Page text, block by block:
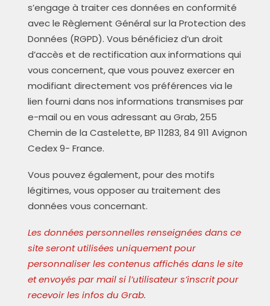
s’engage à traiter ces données en conformité
avec le Règlement Général sur la Protection des
Données (RGPD). Vous bénéficiez d’un droit
d’accès et de rectification aux informations qui
vous concernent, que vous pouvez exercer en
modifiant directement vos préférences via le
lien fourni dans nos informations transmises par
e-mail ou en vous adressant au Grab, 255
Chemin de la Castelette, BP 11283, 84 911 Avignon
Cedex 9- France.
Vous pouvez également, pour des motifs
légitimes, vous opposer au traitement des
données vous concernant.
Les données personnelles renseignées dans ce
site seront utilisées uniquement pour
personnaliser les contenus affichés dans le site
et envoyés par mail si l’utilisateur s’inscrit pour
recevoir les infos du Grab.